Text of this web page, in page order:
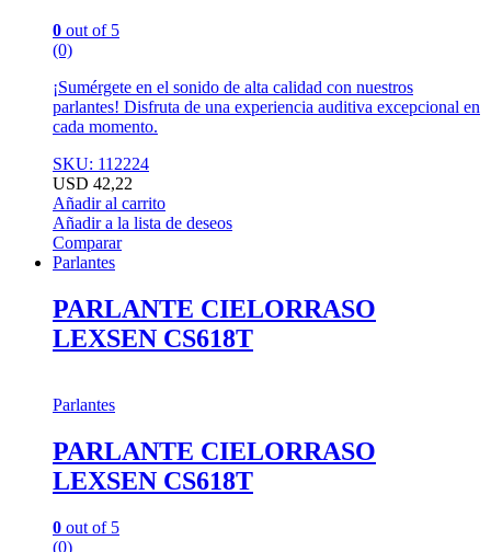
0 out of 5
(0)
¡Sumérgete en el sonido de alta calidad con nuestros
parlantes! Disfruta de una experiencia auditiva excepcional en
cada momento.
SKU: 112224
USD 42,22
Añadir al carrito
Añadir a la lista de deseos
Comparar
Parlantes
PARLANTE CIELORRASO
LEXSEN CS618T
Parlantes
PARLANTE CIELORRASO
LEXSEN CS618T
0 out of 5
(0)